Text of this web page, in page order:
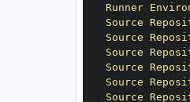
Runner
Source
Source
Source
Source
Source
Source